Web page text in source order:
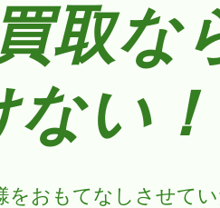
取な
い！
をおもてなしさせてい